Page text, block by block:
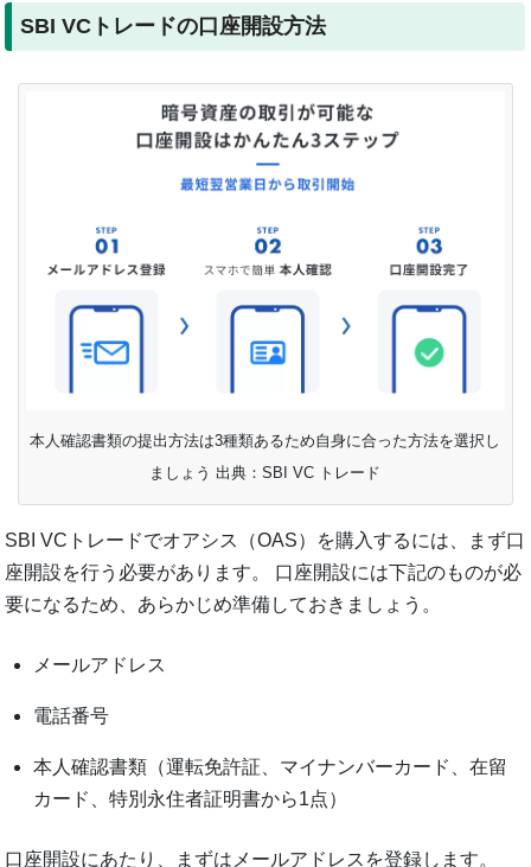
SBI VCトレードの口座開設方法
本人確認書類の提出方法は3種類あるため自身に合った方法を選択し
ましょう 出典：SBI VC トレード
SBI VCトレードでオアシス（OAS）を購入するには、まず口
座開設を行う必要があります。 口座開設には下記のものが必
要になるため、あらかじめ準備しておきましょう。
メールアドレス
電話番号
本人確認書類（運転免許証、マイナンバーカード、在留
カード、特別永住者証明書から1点）
口座開設にあたり、まずはメールアドレスを登録します。